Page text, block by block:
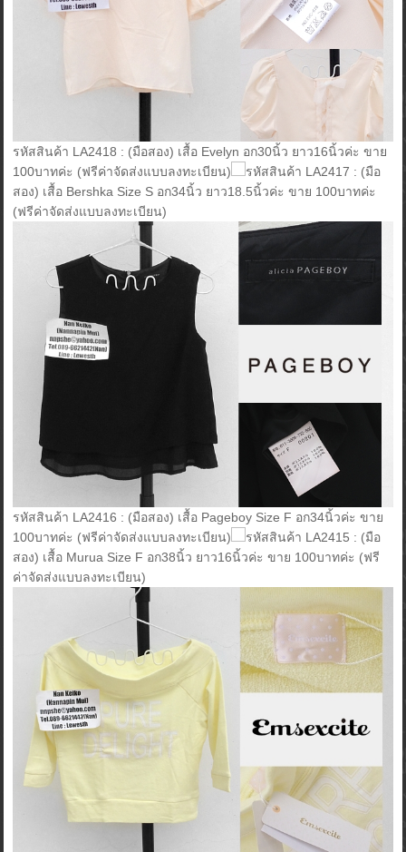
รหัสสินค้า LA2418 : (มือสอง) เสื้อ Evelyn อก30นิ้ว ยาว16นิ้วค่ะ ขาย
100บาทค่ะ (ฟรีค่าจัดส่งแบบลงทะเบียน)
รหัสสินค้า LA2417 : (มือ
สอง) เสื้อ Bershka Size S อก34นิ้ว ยาว18.5นิ้วค่ะ ขาย 100บาทค่ะ
(ฟรีค่าจัดส่งแบบลงทะเบียน)
รหัสสินค้า LA2416 : (มือสอง) เสื้อ Pageboy Size F อก34นิ้วค่ะ ขาย
100บาทค่ะ (ฟรีค่าจัดส่งแบบลงทะเบียน)
รหัสสินค้า LA2415 : (มือ
สอง) เสื้อ Murua Size F อก38นิ้ว ยาว16นิ้วค่ะ ขาย 100บาทค่ะ (ฟรี
ค่าจัดส่งแบบลงทะเบียน)